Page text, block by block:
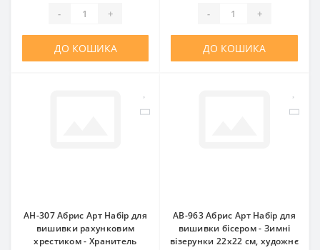
- +
ДО КОШИКА
- +
ДО КОШИКА
AH-307 Абрис Арт Набір для
вишивки рахунковим
хрестиком - Хранитель
AB-963 Абрис Арт Набір для
вишивки бісером - Зимні
візерyнки 22x22 см, художнє